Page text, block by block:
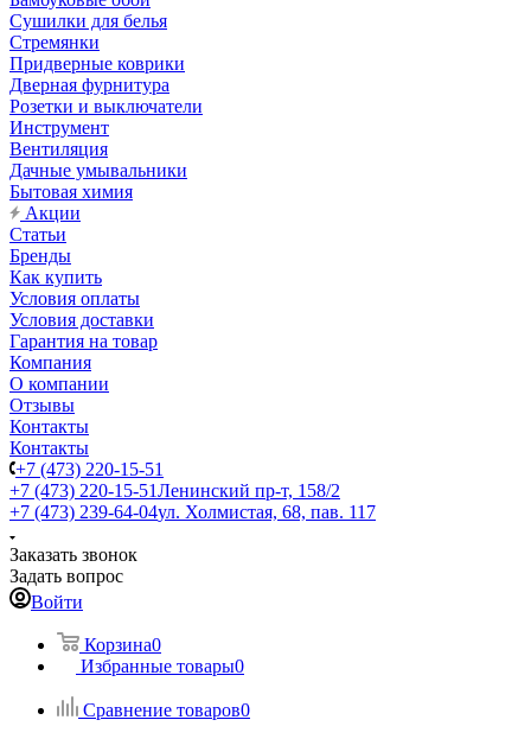
Сушилки для белья
Стремянки
Придверные коврики
Дверная фурнитура
Розетки и выключатели
Инструмент
Вентиляция
Дачные умывальники
Бытовая химия
Акции
Статьи
Бренды
Как купить
Условия оплаты
Условия доставки
Гарантия на товар
Компания
О компании
Отзывы
Контакты
Контакты
+7 (473) 220-15-51
+7 (473) 220-15-51Ленинский пр-т, 158/2
+7 (473) 239-64-04ул. Холмистая, 68, пав. 117
Заказать звонок
Задать вопрос
Войти
Корзина0
Избранные товары0
Сравнение товаров0